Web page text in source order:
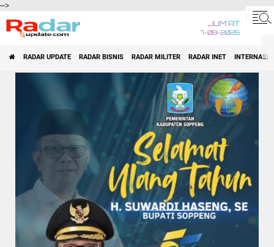
-->
JUM'AT
7-08-2026
RADAR UPDATE RADAR BISNIS RADAR MILITER RADAR INET